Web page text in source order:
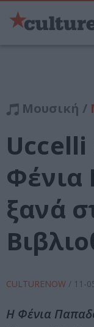
Μουσική /
ξανά
CULTURENOW / 11-
Η Φένια